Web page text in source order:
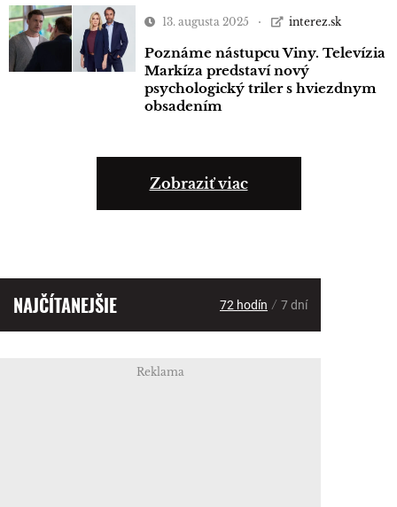
13. augusta 2025 interez.sk
Poznáme nástupcu Viny. Televízia
Markíza predstaví nový
psychologický triler s hviezdnym
obsadením
Zobraziť viac
NAJČÍTANEJŠIE 72 hodín / 7 dní
Reklama